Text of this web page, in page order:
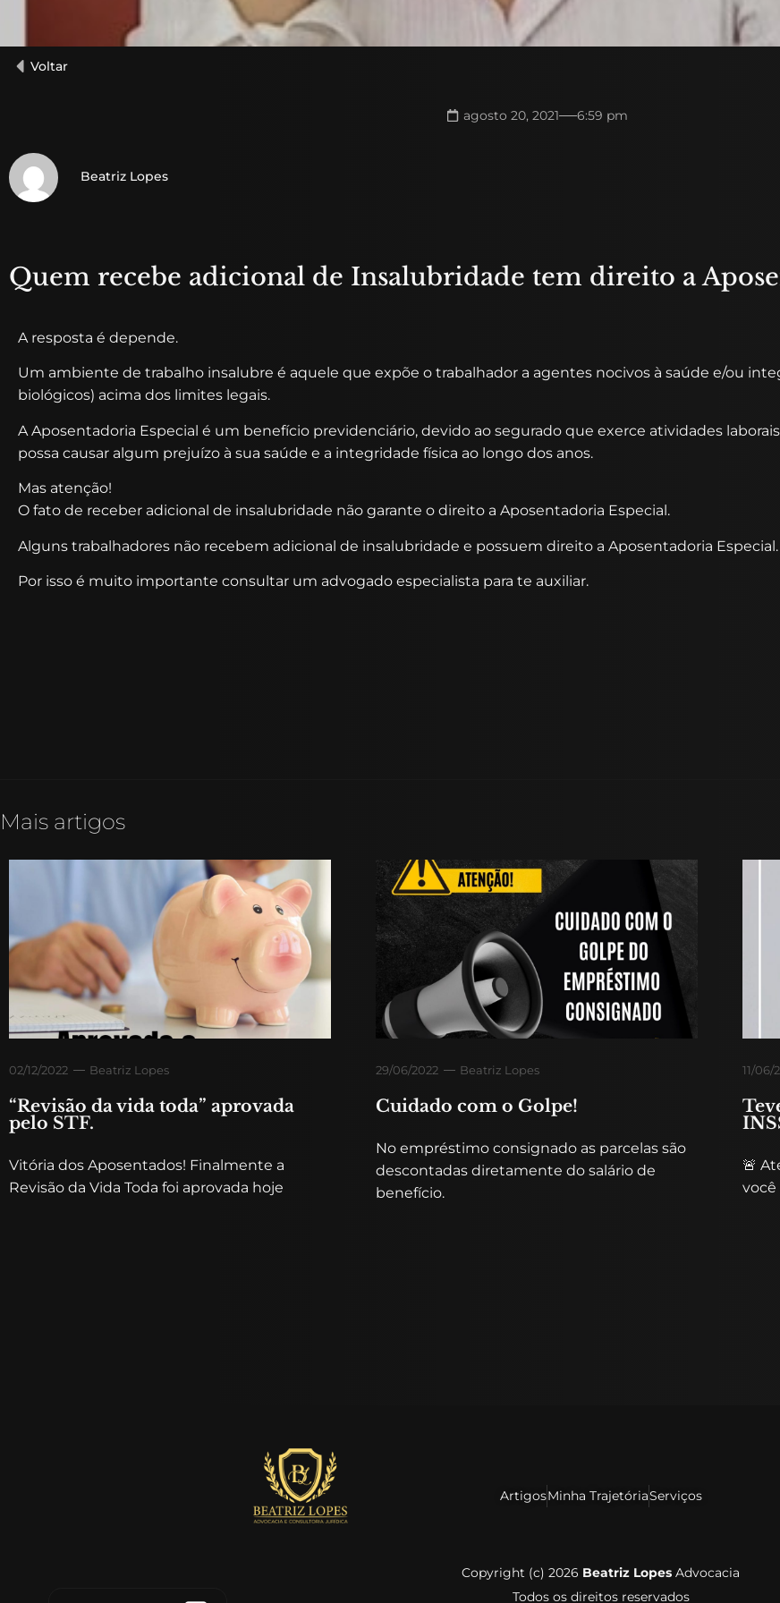
Voltar
agosto 20, 2021 6:59 pm
Beatriz Lopes
Quem recebe adicional de Insalubridade tem direito a
A resposta é depende.
Um ambiente de trabalho insalubre é aquele que expõe o trabalhador a agentes nocivos à saúde e/ou
biológicos) acima dos limites legais.
A Aposentadoria Especial é um benefício previdenciário, devido ao segurado que exerce atividades
possa causar algum prejuízo à sua saúde e a integridade física ao longo dos anos.
Mas atenção!
O fato de receber adicional de insalubridade não garante o direito a Aposentadoria Especial.
Alguns trabalhadores não recebem adicional de insalubridade e possuem direito a Aposentadoria Especial.
Por isso é muito importante consultar um advogado especialista para te auxiliar.
Mais artigos
02/12/2022 Beatriz Lopes
“Revisão da vida toda” aprovada
pelo STF.
Vitória dos Aposentados! Finalmente a
Revisão da Vida Toda foi aprovada hoje
29/06/2022 Beatriz Lopes
Cuidado com o Golpe!
No empréstimo consignado as parcelas são
descontadas diretamente do salário de
benefício.
11/06/
🚨
ArtigosMinha TrajetóriaServiços
Copyright (c) 2026 Beatriz Lopes Advocacia
Todos os direitos reservados